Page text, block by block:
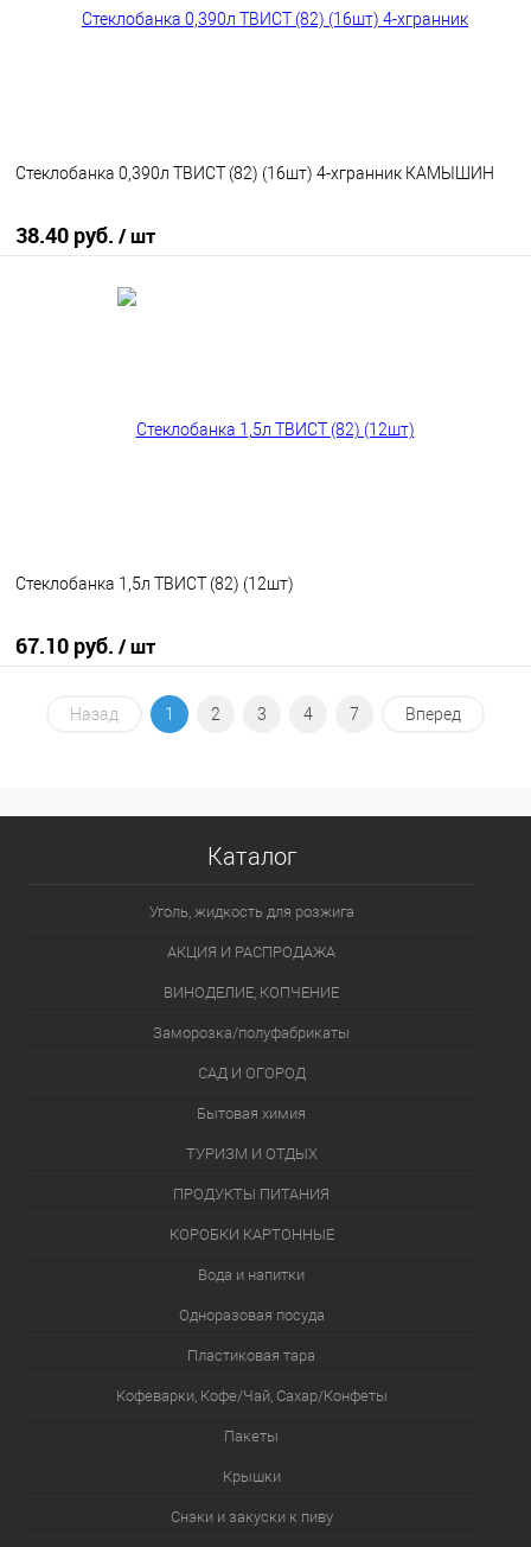
Стеклобанка 0,390л ТВИСТ (82) (16шт) 4-хгранник КАМЫШИН
38.40 руб. / шт
Стеклобанка 1,5л ТВИСТ (82) (12шт)
67.10 руб. / шт
В корзину
Назад 1 2 3 4 7 Вперед
Каталог
Уголь, жидкость для розжига
АКЦИЯ И РАСПРОДАЖА
ВИНОДЕЛИЕ, КОПЧЕНИЕ
Заморозка/полуфабрикаты
САД И ОГОРОД
Бытовая химия
ТУРИЗМ И ОТДЫХ
ПРОДУКТЫ ПИТАНИЯ
КОРОБКИ КАРТОННЫЕ
Вода и напитки
Одноразовая посуда
Пластиковая тара
Кофеварки, Кофе/Чай, Сахар/Конфеты
Пакеты
Крышки
Снэки и закуски к пиву